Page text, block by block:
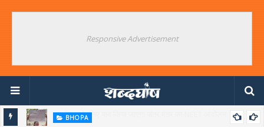
Responsive Advertisement
BHOPA